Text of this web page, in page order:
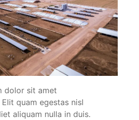
dolor sit amet
quam egestas nisl
aliquam nulla in duis.